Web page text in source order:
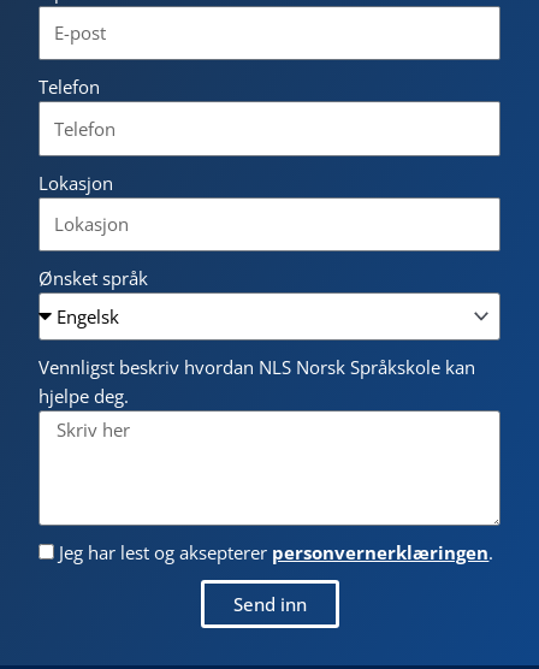
Telefon
Lokasjon
Ønsket språk
Vennligst beskriv hvordan NLS Norsk Språkskole kan
hjelpe deg.
Jeg har lest og aksepterer personvernerklæringen.
Send inn